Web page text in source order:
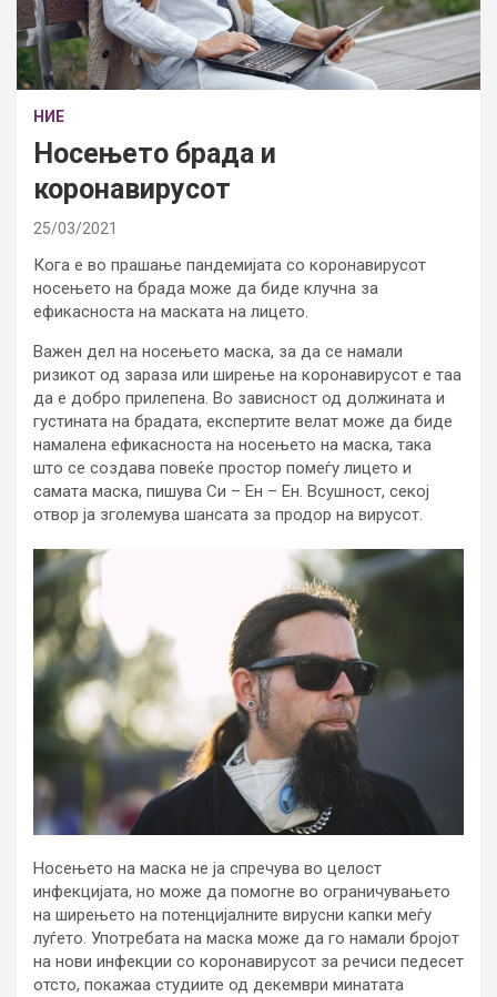
НИЕ
Носењето брада и
коронавирусот
25/03/2021
Кога е во прашање пандемијата со коронавирусот
носењето на брада може да биде клучна за
ефикасноста на маската на лицето.
Важен дел на носењето маска, за да се намали
ризикот од зараза или ширење на коронавирусот е таа
да е добро прилепена. Во зависност од должината и
густината на брадата, експертите велат може да биде
намалена ефикасноста на носењето на маска, така
што се создава повеќе простор помеѓу лицето и
самата маска, пишува Си – Ен – Ен. Всушност, секој
отвор ја зголемува шансата за продор на вирусот.
Носењето на маска не ја спречува во целост
инфекцијата, но може да помогне во ограничувањето
на ширењето на потенцијалните вирусни капки меѓу
луѓето. Употребата на маска може да го намали бројот
на нови инфекции со коронавирусот за речиси педесет
отсто, покажаа студиите од декември минатата